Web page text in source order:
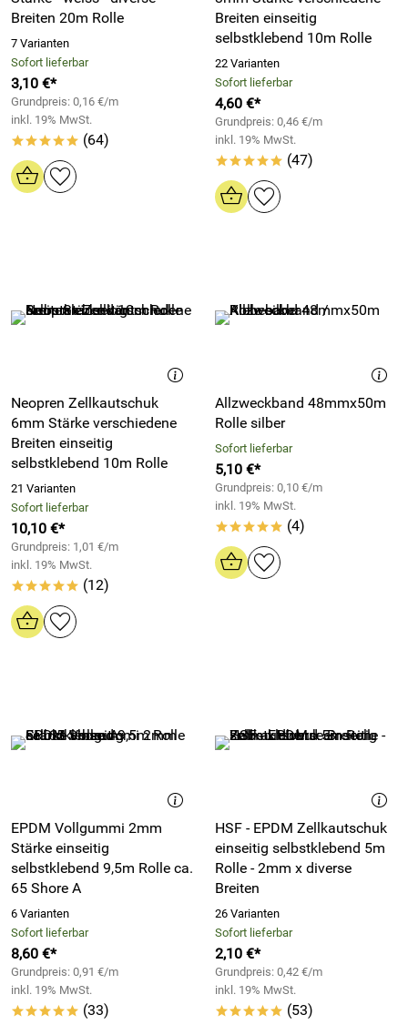
Breiten 20m Rolle
7 Varianten
Sofort lieferbar
3,10 €*
Grundpreis: 0,16 €/m
inkl. 19% MwSt.
***** (64)
Breiten einseitig
selbstklebend 10m Rolle
22 Varianten
Sofort lieferbar
4,60 €*
Grundpreis: 0,46 €/m
inkl. 19% MwSt.
***** (47)
Neopren Zellkautschuk
6mm Stärke verschiedene
Breiten einseitig
selbstklebend 10m Rolle
21 Varianten
Sofort lieferbar
10,10 €*
Grundpreis: 1,01 €/m
inkl. 19% MwSt.
***** (12)
Allzweckband 48mmx50m
Rolle silber
Sofort lieferbar
5,10 €*
Grundpreis: 0,10 €/m
inkl. 19% MwSt.
***** (4)
EPDM Vollgummi 2mm
Stärke einseitig
selbstklebend 9,5m Rolle ca.
65 Shore A
6 Varianten
Sofort lieferbar
8,60 €*
Grundpreis: 0,91 €/m
inkl. 19% MwSt.
***** (33)
HSF - EPDM Zellkautschuk
einseitig selbstklebend 5m
Rolle - 2mm x diverse
Breiten
26 Varianten
Sofort lieferbar
2,10 €*
Grundpreis: 0,42 €/m
inkl. 19% MwSt.
***** (53)